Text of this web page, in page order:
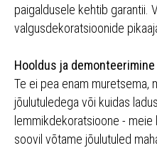
paigaldusele kehtib garantii.
valgusdekoratsioonide
Hooldus ja demonteerimine
Te ei pea enam muretsema,
jõulutuledega või kuidas
lemmikdekoratsioone -
soovil võtame jõulutuled